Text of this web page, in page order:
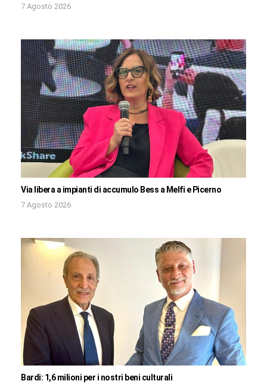
7 Agosto 2026
Via libera a impianti di accumulo Bess a Melfi e Picerno
7 Agosto 2026
Bardi: 1,6 milioni per i nostri beni culturali